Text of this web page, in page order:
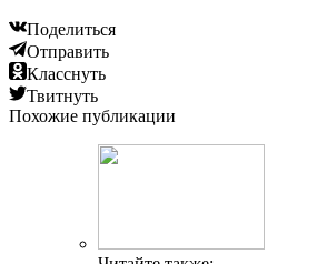
Поделиться
Отправить
Класснуть
Твитнуть
Похожие публикации